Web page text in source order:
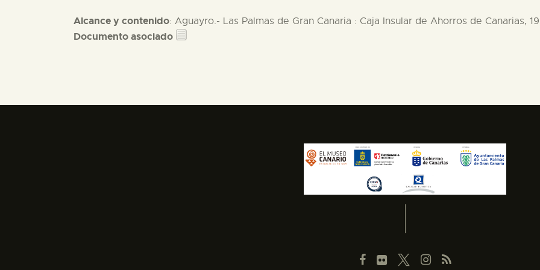
Alcance y contenido: Aguayro.- Las Palmas de Gran Canaria : Caja Insular de Ahorros de Canarias,
Documento asociado